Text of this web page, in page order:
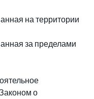
на территории
за пределами
о